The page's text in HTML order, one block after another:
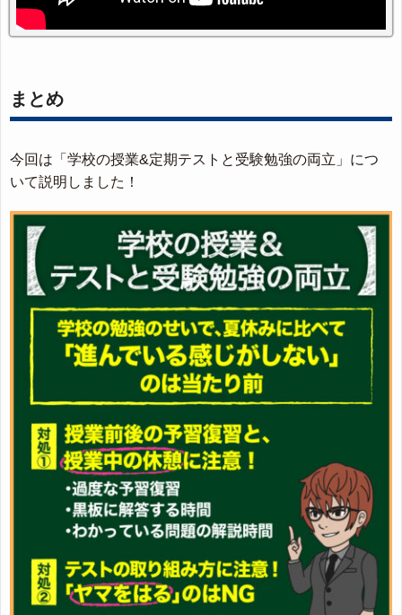
まとめ
今回は「学校の授業&定期テストと受験勉強の両立」につ
いて説明しました！